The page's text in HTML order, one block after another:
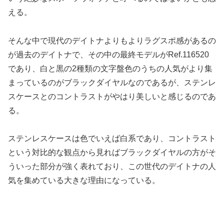
える。
そんな中で現代のデイトナよりもよりラグスポ感があるの
が過去のデイトナで、その中の最終モデルがRef.116520
であり、白と黒の2種類の文字盤色のうちの人気がより集
まっているのがブラックダイヤルなのであるが、ステンレ
スケースとのコントラストがやはり美しいと感じるのであ
る。
ステンレスケースは色でいえば白系であり、コントラスト
という対比的な観点から見ればブラックダイヤルの方がそ
ういった部分が強く表れており、この世代のデイトナの人
気を集めている大きな理由になっている。